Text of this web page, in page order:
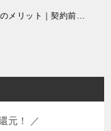
auひかりのメリット｜契約前に知っておきたい6つのポイント！
元！ ／